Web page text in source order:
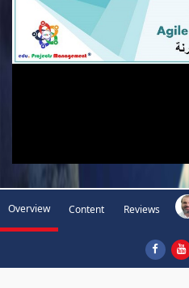
Overview Content Reviews